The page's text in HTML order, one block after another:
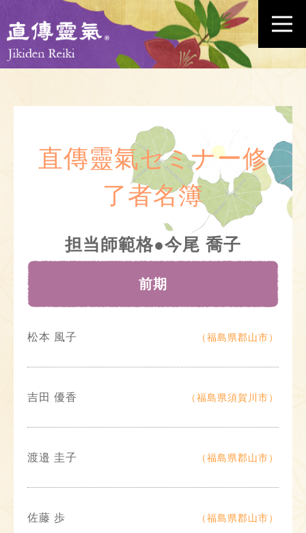
直傳靈氣セミナー修
了者名簿
担当師範格●今尾 喬子
前期
松本 風子 （福島県郡山市）
吉田 優香 （福島県須賀川市）
渡邉 圭子 （福島県郡山市）
佐藤 歩 （福島県郡山市）